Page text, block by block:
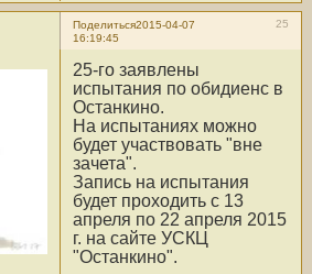
Поделиться 25
2015-04-07
16:19:45
25-го заявлены
испытания по обидиенс в
Останкино.
На испытаниях можно
будет участвовать "вне
зачета".
Запись на испытания
будет проходить с 13
апреля по 22 апреля 2015
г. на сайте УСКЦ
"Останкино".